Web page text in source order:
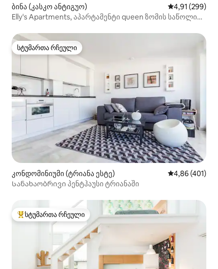
ბინა (კასკო ანტიგუო) საშუალო
4,91 (299)
Elly's Apartments, აპარტამენტი queen ზომის საწოლით
სტუმართა რჩეული
სტუმართა რჩეული
კონდომინიუმი (ტრიანა ესტე) საშუალო
4,86 (401)
Სანახაობრივი პენტჰაუსი ტრიანაში
სტუმართა რჩეული მოწინავე ვარიანტი
სტუმართა რჩეული